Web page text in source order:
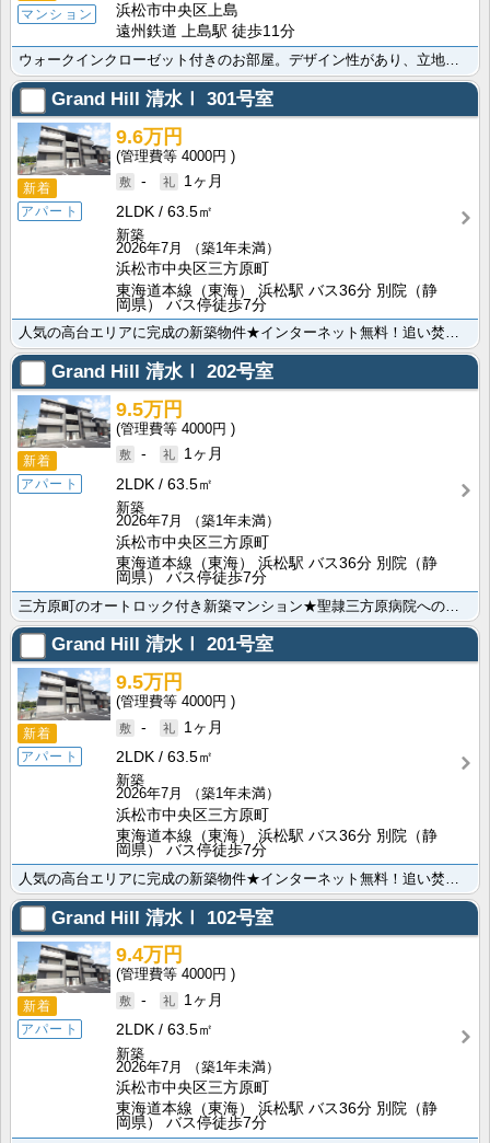
マンション
浜松市中央区上島
遠州鉄道 上島駅 徒歩11分
ウォークインクローゼット付きのお部屋。デザイン性があり、立地も東西南北どちらにも行きやすい中心地の上･･･
Grand Hill 清水Ⅰ 301号室
新着
アパート
9.6万円
4000円
-
1ヶ月
2LDK
63.5㎡
新築
2026年7月
（築1年未満）
浜松市中央区三方原町
東海道本線（東海） 浜松駅 バス36分 別院（静
岡県） バス停徒歩7分
人気の高台エリアに完成の新築物件★インターネット無料！追い焚き機能・浴室乾燥さらにIH付きのシステム･･･
Grand Hill 清水Ⅰ 202号室
新着
アパート
9.5万円
4000円
-
1ヶ月
2LDK
63.5㎡
新築
2026年7月
（築1年未満）
浜松市中央区三方原町
東海道本線（東海） 浜松駅 バス36分 別院（静
岡県） バス停徒歩7分
Grand Hill 清水Ⅰ 201号室
新着
アパート
9.5万円
4000円
-
1ヶ月
2LDK
63.5㎡
新築
2026年7月
（築1年未満）
浜松市中央区三方原町
東海道本線（東海） 浜松駅 バス36分 別院（静
岡県） バス停徒歩7分
Grand Hill 清水Ⅰ 102号室
新着
アパート
9.4万円
4000円
-
1ヶ月
2LDK
63.5㎡
新築
2026年7月
（築1年未満）
浜松市中央区三方原町
東海道本線（東海） 浜松駅 バス36分 別院（静
岡県） バス停徒歩7分